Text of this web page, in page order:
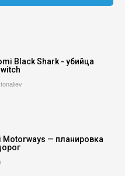
Black Shark - убийца
Motorways — планировка